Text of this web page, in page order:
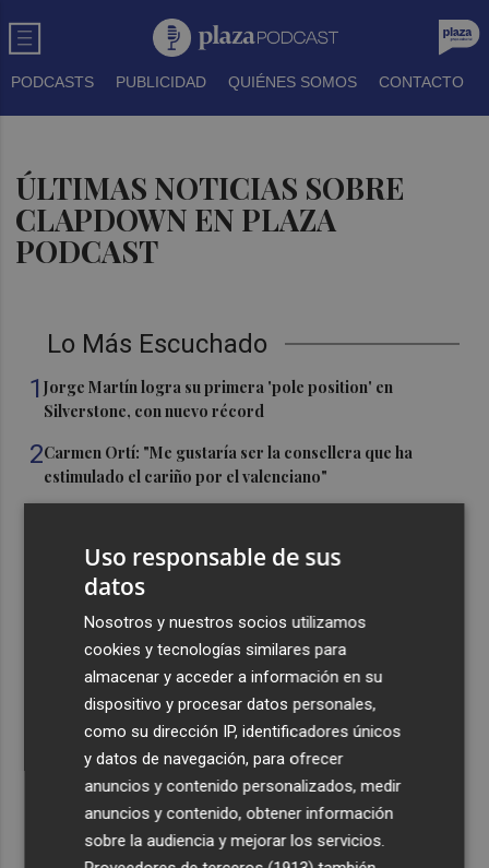
PODCASTS PUBLICIDAD QUIÉNES SOMOS CONTACTO
ÚLTIMAS NOTICIAS SOBRE
CLAPDOWN EN PLAZA
PODCAST
Lo Más Escuchado
1Jorge Martín logra su primera 'pole position' en
Silverstone, con nuevo récord
2Carmen Ortí: "Me gustaría ser la consellera que ha
estimulado el cariño por el valenciano"
Vuelven las lluvias este domingo: activan la alerta por
Noroeste, Altiplano y Guadalentín
Asaja Alicante calcula que en la provincia se arrancarán
50.000 plantas enfermas por clorosis nervial amarilla
Recibe toda la actualidad de
Uso responsable de sus
datos
Nosotros y nuestros socios utilizamos
cookies y tecnologías similares para
almacenar y acceder a información en su
dispositivo y procesar datos personales,
como su dirección IP, identificadores únicos
y datos de navegación, para ofrecer
anuncios y contenido personalizados, medir
anuncios y contenido, obtener información
sobre la audiencia y mejorar los servicios.